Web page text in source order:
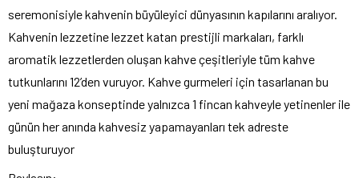
seremonisiyle kahvenin büyüleyici dünyasının kapılarını aralıyor.
Kahvenin lezzetine lezzet katan prestijli markaları, farklı
aromatik lezzetlerden oluşan kahve çeşitleriyle tüm kahve
tutkunlarını 12’den vuruyor. Kahve gurmeleri için tasarlanan bu
yeni mağaza konseptinde yalnızca 1 fincan kahveyle yetinenler ile
günün her anında kahvesiz yapamayanları tek adreste
buluşturuyor